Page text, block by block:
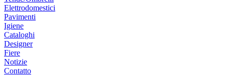
Elettrodomestici
Pavimenti
Igiene
Cataloghi
Designer
Fiere
Notizie
Contatto